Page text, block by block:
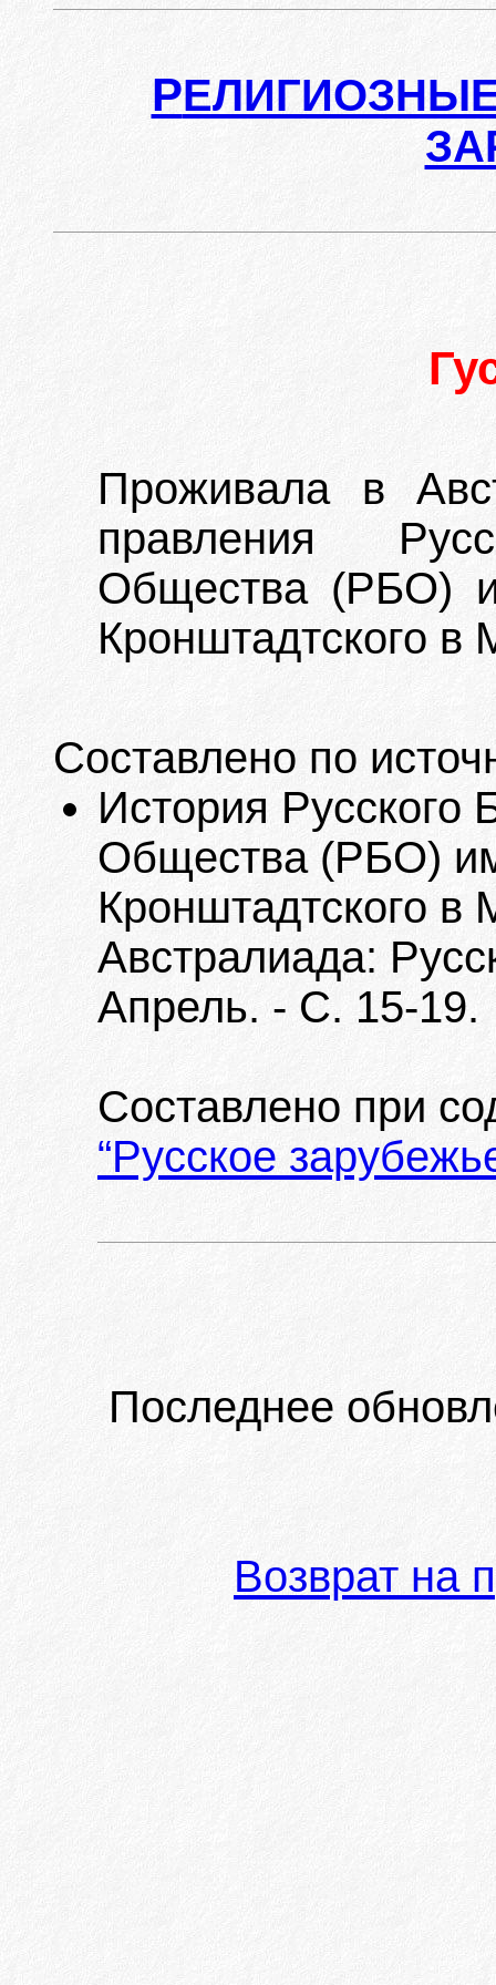
Р
Проживала в
правления
Общества (РБО)
Кронштадтского в
Составлено по
История Русского
Общества (РБО)
Кронштадтского в
Австралиада:
Апрель. - С. 15-19.
Составлено при
“Русское
Последнее
Возврат на